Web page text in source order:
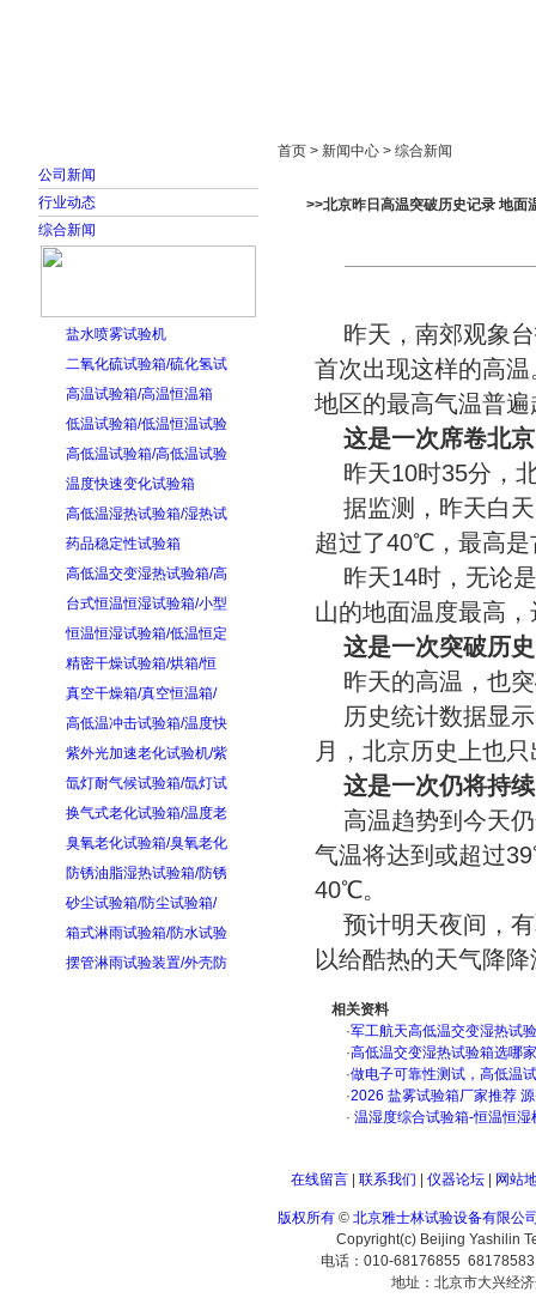
公司新闻
行业动态
综合新闻
盐水喷雾试验机
二氧化硫试验箱/硫化氢试
高温试验箱/高温恒温箱
低温试验箱/低温恒温试验
高低温试验箱/高低温试验
温度快速变化试验箱
高低温湿热试验箱/湿热试
药品稳定性试验箱
高低温交变湿热试验箱/高
台式恒温恒湿试验箱/小型
恒温恒湿试验箱/低温恒定
精密干燥试验箱/烘箱/恒
真空干燥箱/真空恒温箱/
高低温冲击试验箱/温度快
紫外光加速老化试验机/紫
氙灯耐气候试验箱/氙灯试
换气式老化试验箱/温度老
臭氧老化试验箱/臭氧老化
防锈油脂湿热试验箱/防锈
砂尘试验箱/防尘试验箱/
箱式淋雨试验箱/防水试验
摆管淋雨试验装置/外壳防
首页 > 新闻中心 > 综合新闻
>>北京昨日高温突破历史记录 地面
昨天，南郊观象台
首次出现这样的高
地区的最高气温普
这是一次席卷北
昨天10时35分，
据监测，昨天白
超过了40℃，最高
昨天14时，无论
山的地面温度最高
这是一次突破历
昨天的高温，也
历史统计数据显
月，北京历史上也
这是一次仍将持
高温趋势到今天
气温将达到或超过
40℃。
预计明天夜间，
以给酷热的天气降
相关资料
·军工航天高低温交变湿热试
·高低温交变湿热试验箱选哪
·做电子可靠性测试，高低温
·2026 盐雾试验箱厂家推荐
· 温湿度综合试验箱-恒温恒湿
在线留言| 联系我们 仪器论坛| 网站
版权所有 © 北京雅士林试验设备有限公
Copyright(c) Beijing Yashilin
电话：010-68176855
地址：北京市大兴经